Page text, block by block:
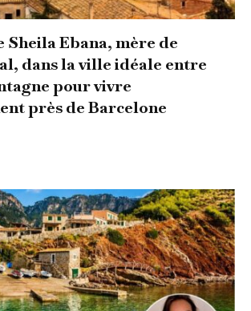
Sheila Ebana, mère de
dans la ville idéale entre
pour vivre
près de Barcelone